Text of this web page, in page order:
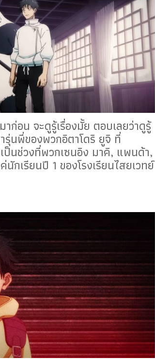
ก่อน จะดูรู้เรื่องมั้ย ตอบเลยว่าดูรู้
รุ่นพี่ของพวกอิตาโดริ ยูจิ ที่
ป็นช่วงที่พวกเซนอิง มาคิ, แพนด้า,
กเรียนปี 1 ของโรงเรียนไสยเวทย์